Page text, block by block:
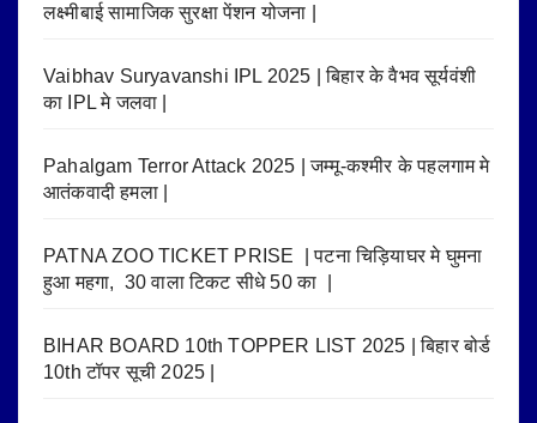
लक्ष्मीबाई सामाजिक सुरक्षा पेंशन योजना |
Vaibhav Suryavanshi IPL 2025 | बिहार के वैभव सूर्यवंशी
का IPL मे जलवा |
Pahalgam Terror Attack 2025 | जम्मू-कश्मीर के पहलगाम मे
आतंकवादी हमला |
PATNA ZOO TICKET PRISE | पटना चिड़ियाघर मे घुमना
हुआ महगा, 30 वाला टिकट सीधे 50 का |
BIHAR BOARD 10th TOPPER LIST 2025 | बिहार बोर्ड
10th टॉपर सूची 2025 |